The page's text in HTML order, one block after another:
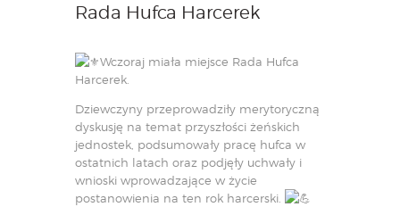
KONTAKT
1,5%
Rada Hufca Harcerek
Wczoraj miała miejsce Rada Hufca
Harcerek.
Dziewczyny przeprowadziły merytoryczną
dyskusję na temat przyszłości żeńskich
jednostek, podsumowały pracę hufca w
ostatnich latach oraz podjęły uchwały i
wnioski wprowadzające w życie
postanowienia na ten rok harcerski.